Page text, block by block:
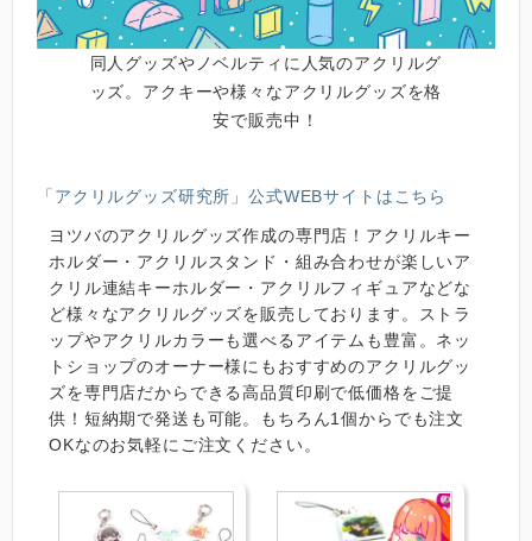
同人グッズやノベルティに人気のアクリルグ
ッズ。アクキーや様々なアクリルグッズを格
安で販売中！
「アクリルグッズ研究所」公式WEBサイトはこちら
ヨツバのアクリルグッズ作成の専門店！アクリルキー
ホルダー・アクリルスタンド・組み合わせが楽しいア
クリル連結キーホルダー・アクリルフィギュアなどな
ど様々なアクリルグッズを販売しております。ストラ
ップやアクリルカラーも選べるアイテムも豊富。ネッ
トショップのオーナー様にもおすすめのアクリルグッ
ズを専門店だからできる高品質印刷で低価格をご提
供！短納期で発送も可能。もちろん1個からでも注文
OKなのお気軽にご注文ください。